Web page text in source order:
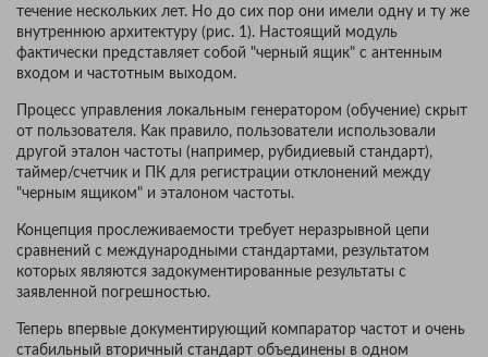
течение нескольких лет. Но до сих пор они имели одну и ту же
внутреннюю архитектуру (рис. 1). Настоящий модуль
фактически представляет собой "черный ящик" с антенным
входом и частотным выходом.
Процесс управления локальным генератором (обучение) скрыт
от пользователя. Как правило, пользователи использовали
другой эталон частоты (например, рубидиевый стандарт),
таймер/счетчик и ПК для регистрации отклонений между
"черным ящиком" и эталоном частоты.
Концепция прослеживаемости требует неразрывной цепи
сравнений с международными стандартами, результатом
которых являются задокументированные результаты с
заявленной погрешностью.
Теперь впервые документирующий компаратор частот и очень
стабильный вторичный стандарт объединены в одном